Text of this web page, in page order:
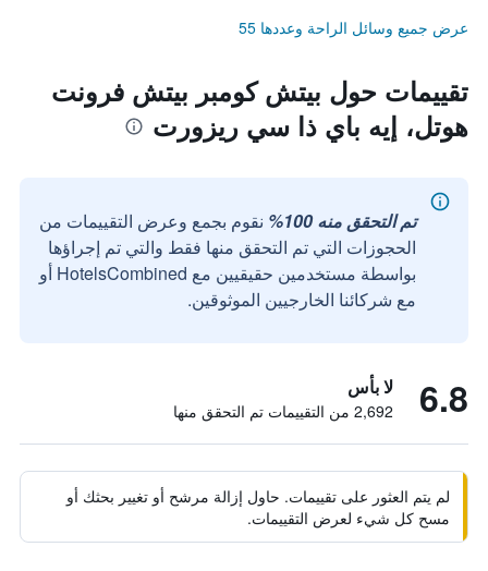
عرض جميع وسائل الراحة وعددها 55
تقييمات حول بيتش كومبر بيتش فرونت
هوتل، إيه باي ذا سي ريزورت
تم التحقق منه 100%
نقوم بجمع وعرض التقييمات من
الحجوزات التي تم التحقق منها فقط والتي تم إجراؤها
بواسطة مستخدمين حقيقيين مع HotelsCombined أو
مع شركائنا الخارجيين الموثوقين.
6.8 لا بأس
2,692 من التقييمات تم التحقق منها
لم يتم العثور على تقييمات. حاول إزالة مرشح أو تغيير بحثك أو
مسح كل شيء لعرض التقييمات.